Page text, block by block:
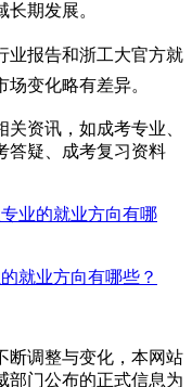
期发展。
业报告和浙工大官方就
变化略有差异。
关资讯，如成考专业、
答疑、成考复习资料
业的就业方向有哪
就业方向有哪些？
断调整与变化，本网站
部门公布的正式信息为